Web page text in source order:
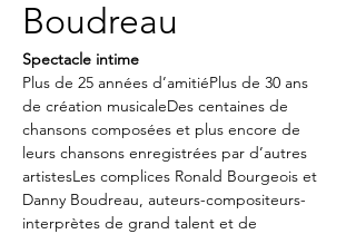
Boudreau
Spectacle intime
Plus de 25 années d’amitiéPlus de 30 ans
de création musicaleDes centaines de
chansons composées et plus encore de
leurs chansons enregistrées par d’autres
artistesLes complices Ronald Bourgeois et
Danny Boudreau, auteurs-compositeurs-
interprètes de grand talent et de